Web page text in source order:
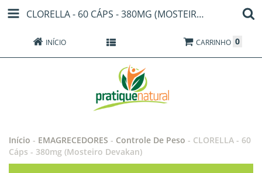
CLORELLA - 60 CÁPS - 380MG (MOSTEIRO DEVAKAN)
INÍCIO CARRINHO 0
Início - EMAGRECEDORES - Controle De Peso - CLORELLA - 60
Cáps - 380mg (Mosteiro Devakan)